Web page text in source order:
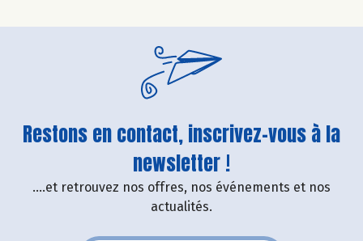
Restons en contact, inscrivez-vous à la
newsletter !
....et retrouvez nos offres, nos événements et nos
actualités.